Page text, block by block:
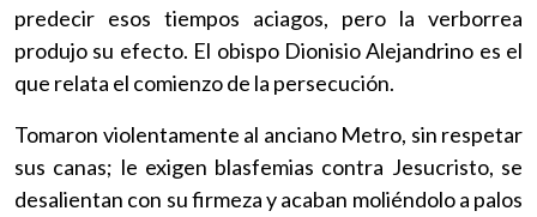
predecir esos tiempos aciagos, pero la verborrea
produjo su efecto. El obispo Dionisio Alejandrino es el
que relata el comienzo de la persecución.
Tomaron violentamente al anciano Metro, sin respetar
sus canas; le exigen blasfemias contra Jesucristo, se
desalientan con su firmeza y acaban moliéndolo a palos